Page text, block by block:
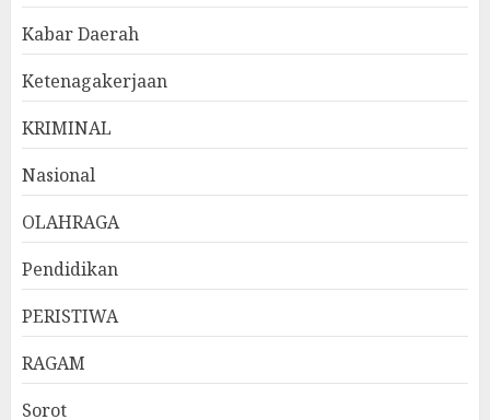
Kabar Daerah
Ketenagakerjaan
KRIMINAL
Nasional
OLAHRAGA
Pendidikan
PERISTIWA
RAGAM
Sorot